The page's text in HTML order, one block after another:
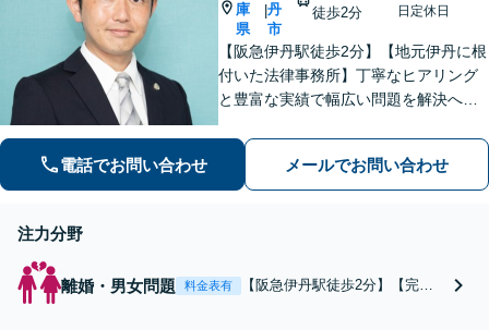
さい【法テラス利用
庫
県
|丹
市
徒歩2分
日定休日
【阪急伊丹駅徒歩2分】【地元伊丹に根
付いた法律事務所】丁寧なヒアリング
と豊富な実績で幅広い問題を解決へ導
請求／面会交流など【相続・遺言】相
続放棄／遺産分割調停など【電話・メ
ール相談初回無料】【休日夜間対応
電話でお問い合わせ メールでお問い合わせ
注力分野
離婚・男女問題 料金表有
【阪急伊丹駅徒歩2分】【完全